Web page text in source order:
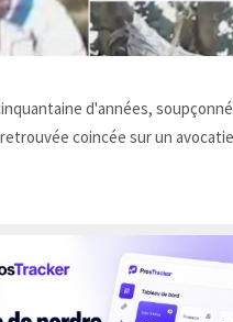
d'années,
coincée sur un